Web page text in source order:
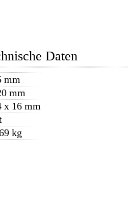
Daten
mm
mm
x 16 mm
kg